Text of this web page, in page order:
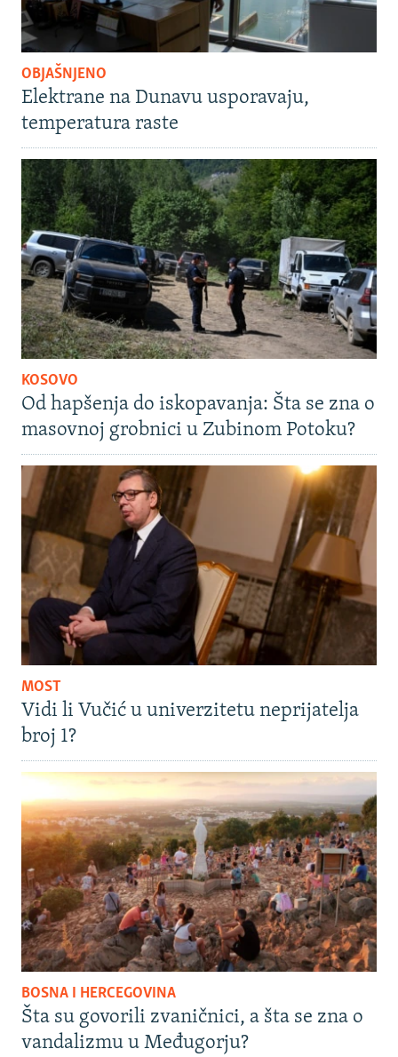
OBJAŠNJENO
Elektrane na Dunavu usporavaju,
temperatura raste
KOSOVO
Od hapšenja do iskopavanja: Šta se zna o
masovnoj grobnici u Zubinom Potoku?
MOST
Vidi li Vučić u univerzitetu neprijatelja
broj 1?
BOSNA I HERCEGOVINA
Šta su govorili zvaničnici, a šta se zna o
vandalizmu u Međugorju?